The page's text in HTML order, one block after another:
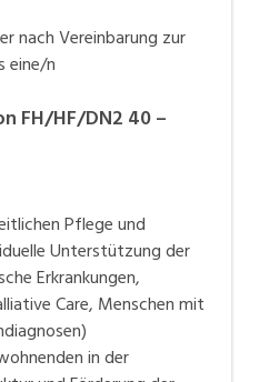
nach Vereinbarung zur
eine/n
FH/HF/DN2 40 –
Pflege und
Unterstützung der
Erkrankungen,
Care, Menschen mit
in der